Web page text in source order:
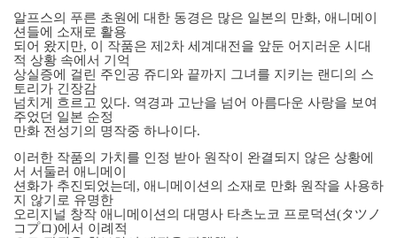
알프스의 푸른 초원에 대한 동경은 많은 일본의 만화, 애니메이
션들에 소재로 활용
되어 왔지만, 이 작품은 제 2차 세계대전을 앞둔 어지러운 시대
적 상황 속에서 기억
상실증에 걸린 주인공 쥬디와 끝까지 그녀를 지키는 랜디의 스
토리가 긴장감
넘치게 흐르고 있다. 역경과 고난을 넘어 아름다운 사랑을 보여
주었던 일본 순정
만화 전성기의 명작중 하나이다.
이러한 작품의 가치를 인정 받아 원작이 완결되지 않은 상황에
서 서둘러 애니메이
션화가 추진되었는데 , 애니메이션의 소재로 만화 원작을 사용하
지 않기로 유명한
오리지널 창작 애니메이션의 대명사 타츠노코 프로덕션(タツノ
コプロ)에서 이례적